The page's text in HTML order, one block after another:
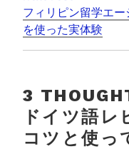
ー
シ
ン
フィリピン留学エ
を使った実体験
3
ドイツ語レ
コツと使っ